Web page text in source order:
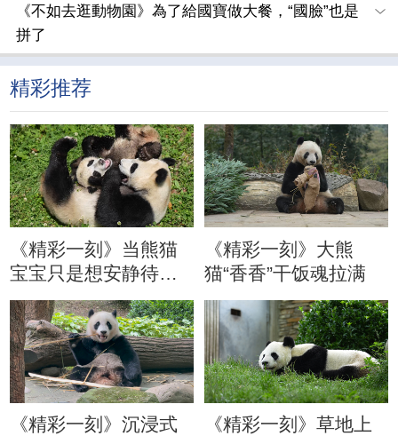
《不如去逛動物園》為了給國寶做大餐，“國臉”也是
拼了
精彩推荐
《精彩一刻》当熊猫
宝宝只是想安静待会
儿
《精彩一刻》大熊
猫“香香”干饭魂拉满
《精彩一刻》沉浸式
《精彩一刻》草地上